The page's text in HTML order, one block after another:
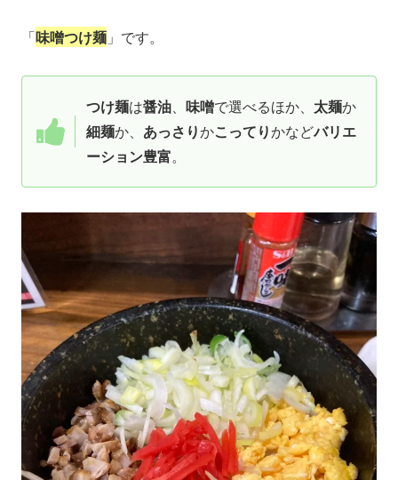
「味噌つけ麺 」です。
つけ麺は醤油、 味噌で選べるほか、 太麺か
細麺か、 あっさりかこってりかなどバリエ
ーション豊富。